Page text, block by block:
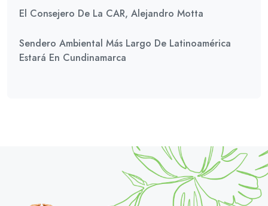
El Consejero De La CAR, Alejandro Motta
Sendero Ambiental Más Largo De Latinoamérica
Estará En Cundinamarca